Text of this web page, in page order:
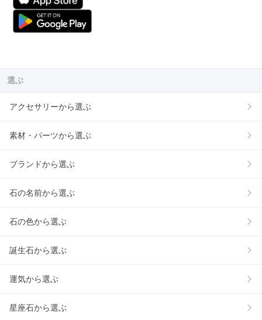
選ぶ
アクセサリーから選ぶ
素材・パーツから選ぶ
ブランドから選ぶ
石の名前から選ぶ
石の色から選ぶ
誕生石から選ぶ
運気から選ぶ
星座石から選ぶ